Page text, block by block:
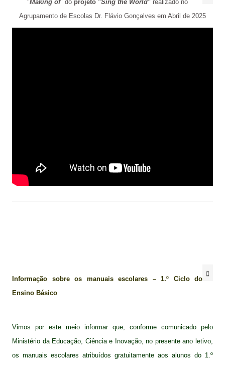
"Making of" do projeto "Sing the World"realizado no
Agrupamento de Escolas Dr. Flávio Gonçalves em Abril de 2025
Informação sobre os manuais escolares – 1.º Ciclo do
Ensino Básico
Vimos por este meio informar que, conforme comunicado pelo
Ministério da Educação, Ciência e Inovação, no presente ano letivo,
os manuais escolares atribuídos gratuitamente aos alunos do 1.º